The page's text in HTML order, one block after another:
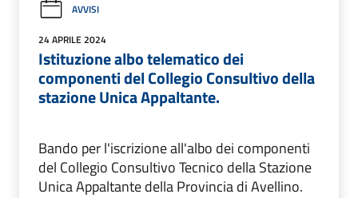
AVVISI
24 APRILE 2024
Istituzione albo telematico dei
componenti del Collegio Consultivo della
stazione Unica Appaltante.
Bando per l'iscrizione all'albo dei componenti
del Collegio Consultivo Tecnico della Stazione
Unica Appaltante della Provincia di Avellino.